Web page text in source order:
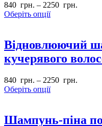
840 грн. – 2250 грн.
Оберіть опції
Відновлюючий
кучерявого
840 грн. – 2250 грн.
Оберіть опції
Шампунь-піна по